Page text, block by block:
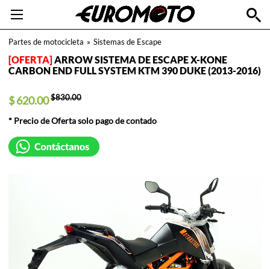
Partes de motocicleta » Sistemas de Escape
ARROW SISTEMA DE ESCAPE X-KONE
CARBON END FULL SYSTEM KTM 390 DUKE (2013-2016)
$ 620.00 $830.00
* Precio de Oferta solo pago de contado